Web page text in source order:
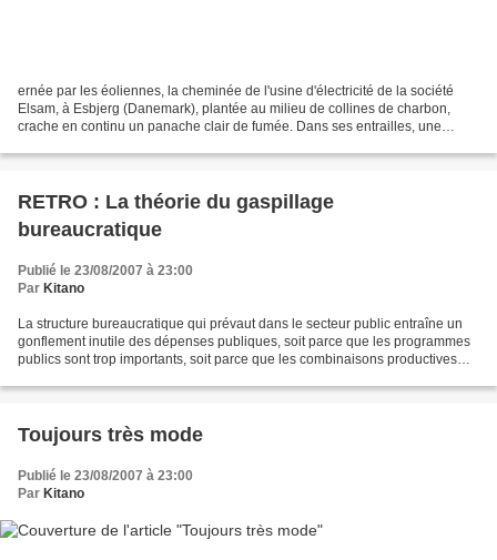
ernée par les éoliennes, la cheminée de l'usine d'électricité de la société
Elsam, à Esbjerg (Danemark), plantée au milieu de collines de charbon,
crache en continu un panache clair de fumée. Dans ses entrailles, une
RETRO : La théorie du gaspillage
bureaucratique
Publié le 23/08/2007 à 23:00
Par Kitano
La structure bureaucratique qui prévaut dans le secteur public entraîne un
gonflement inutile des dépenses publiques, soit parce que les programmes
publics sont trop importants, soit parce que les combinaisons productives
Toujours très mode
Publié le 23/08/2007 à 23:00
Par Kitano